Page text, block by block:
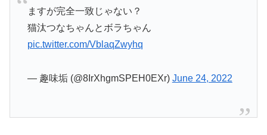
ますが完全一致じゃない？
猫汰つなちゃんとボラちゃん
pic.twitter.com/VblaqZwyhq
— 趣味垢 (@8IrXhgmSPEH0EXr) June 24, 2022